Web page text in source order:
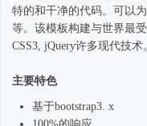
特的和干净的代码。可以
等。该模板构建与世界最
CSS3, jQuery许多现代技术
主要特色
基于bootstrap3. x